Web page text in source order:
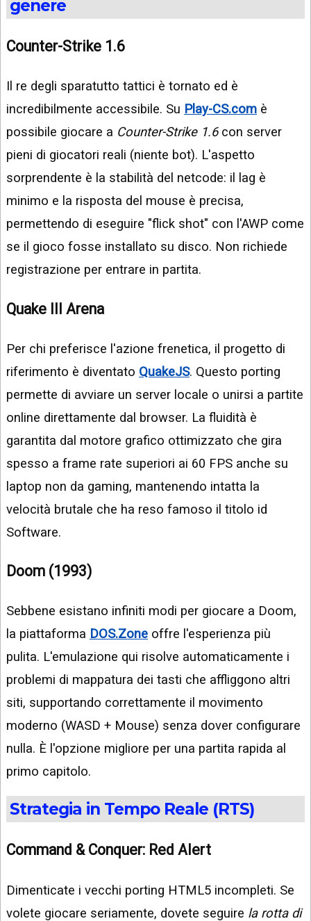
genere
Counter-Strike 1.6
Il re degli sparatutto tattici è tornato ed è
incredibilmente accessibile. Su Play-CS.com è
possibile giocare a Counter-Strike 1.6con server
pieni di giocatori reali (niente bot). L'aspetto
sorprendente è la stabilità del netcode: il lag è
minimo e la risposta del mouse è precisa,
permettendo di eseguire "flick shot" con l'AWP come
se il gioco fosse installato su disco. Non richiede
registrazione per entrare in partita.
Quake III Arena
Per chi preferisce l'azione frenetica, il progetto di
riferimento è diventato QuakeJS. Questo porting
permette di avviare un server locale o unirsi a partite
online direttamente dal browser. La fluidità è
garantita dal motore grafico ottimizzato che gira
spesso a frame rate superiori ai 60 FPS anche su
laptop non da gaming, mantenendo intatta la
velocità brutale che ha reso famoso il titolo id
Software.
Doom (1993)
Sebbene esistano infiniti modi per giocare a Doom,
la piattaforma DOS.Zone offre l'esperienza più
pulita. L'emulazione qui risolve automaticamente i
problemi di mappatura dei tasti che affliggono altri
siti, supportando correttamente il movimento
moderno (WASD + Mouse) senza dover configurare
nulla. È l'opzione migliore per una partita rapida al
primo capitolo.
Strategia in Tempo Reale (RTS)
Command & Conquer: Red Alert
Dimenticate i vecchi porting HTML5 incompleti. Se
volete giocare seriamente, dovete seguire la rotta di